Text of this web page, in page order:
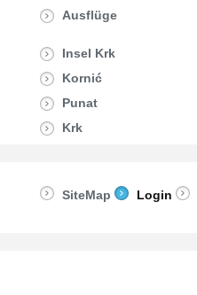
Ausflüge
Insel Krk
Kornić
Punat
Krk
SiteMap Login